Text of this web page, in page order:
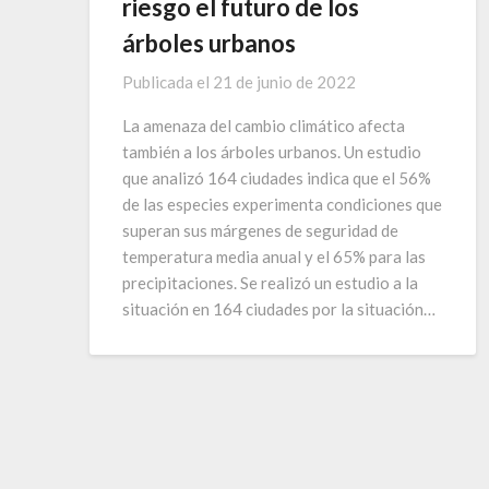
riesgo el futuro de los
árboles urbanos
Publicada el 21 de junio de 2022
La amenaza del cambio climático afecta
también a los árboles urbanos. Un estudio
que analizó 164 ciudades indica que el 56%
de las especies experimenta condiciones que
superan sus márgenes de seguridad de
temperatura media anual y el 65% para las
precipitaciones. Se realizó un estudio a la
situación en 164 ciudades por la situación…